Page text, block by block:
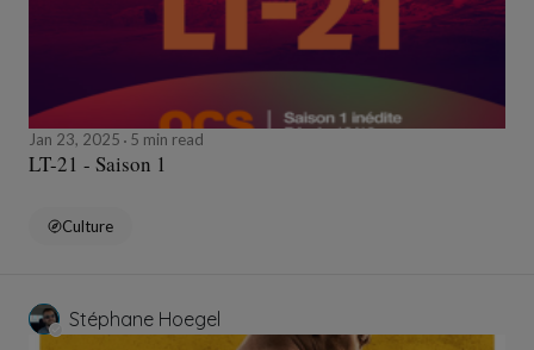
Jan 23, 2025 5 min read
LT-21 - Saison 1
Culture
Stéphane Hoegel